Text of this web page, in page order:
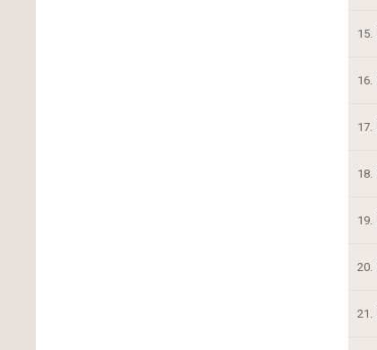
15.
16.
17.
18.
19.
20.
21.